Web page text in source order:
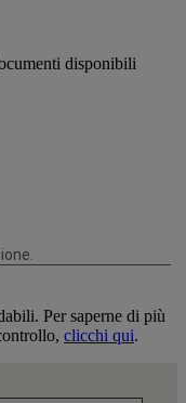
disponibili
Per saperne di più
clicchi qui.